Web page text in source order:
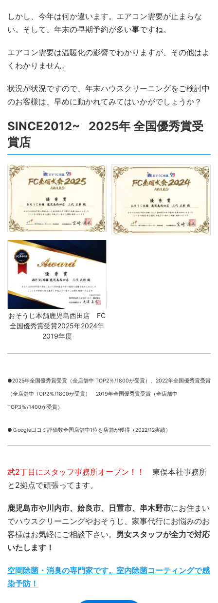
しかし、今年は何か違います。エアコン需要が止まらな
い。そして、年末の早期予約が多い事ですね。
エアコン需要は温暖化の影響でわかりますが、その他はよ
くわかりません。
状況が状況ですので、年末ハウスクリーニングをご検討中
のお客様は、早めに動かれてみてはいかがでしょうか？
SINCE2012~ 2025年 全国優秀賞受
賞店
おそうじ本舗鹿児島西田店 FC
全国優秀賞受賞2025年2024年
2019年度
●2025年全国優秀賞受賞（全店舗中 TOP2％/1800が受賞）、 2022年全国優秀賞受賞
（全店舗中 TOP2％/1800が受賞） 2019年全国優秀賞受賞（全店舗中
TOP3％/1400が受賞）
●Ｇoogle口コミ評価数全国店舗中1位を店舗が獲得（2022/12実績）
武2丁目にスタッフ事務所オープン！！
東俣本社事務所
と2拠点で頑張ってます。
鹿児島市や川内市、姶良市、日置市、串木野市にお住まい
でハウスクリーニングやおそうじ、家事代行にお悩みのお
客様はお気軽にご相談下さい。 男女スタッフが全力で対応
いたします！
空間除菌・消臭の専門家です。室内除菌コーティングで感
染予防！